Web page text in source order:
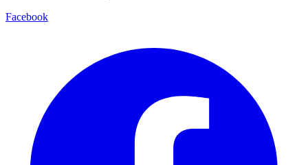
Facebook